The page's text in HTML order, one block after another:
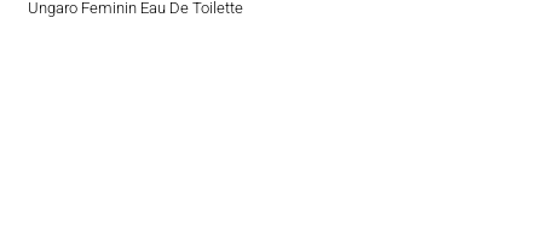
Ungaro Feminin Eau De Toilette